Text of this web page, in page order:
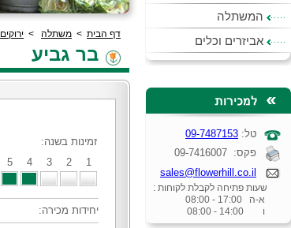
המשתלה
אביזרים וכלים
טל: 09-7487153
פקס: 09-7416007
sales@flowerhill.co.il
שעות פתיחה לקבלת לקוחות :
א-ה 17:00 - 08:00
ו 14:00 - 08:00
דף הבית > משתלה > ירוקים
בר גביע
זמינות בשנה:
1
2
3
4
5
יחידות מכירה: